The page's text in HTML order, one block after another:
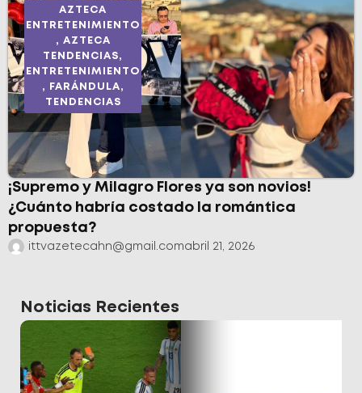
AZTECA
ENTRETENIMIENTO
, AZTECA
TENDENCIAS,
ENTRETENIMIENTO
,
FARÁNDULA,
TENDENCIAS
¡Supremo y Milagro Flores ya son novios!
¿Cuánto habría costado la romántica
propuesta?
ittvazetecahn@gmail.comabril 21, 2026
Noticias Recientes